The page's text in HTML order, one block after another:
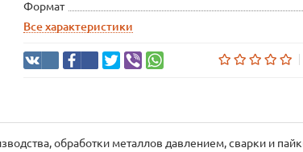
Формат
Все характеристики
обработки металлов давлением, сварки и